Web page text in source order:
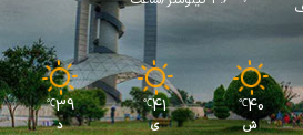
40
℃
ش
41
℃
ی
39
℃
د